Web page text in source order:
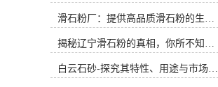
和重钙粉系列产品为主，生产并销
售：滑石粉，重钙粉，白云石粉，方
解石粉，雪花白砂、白云石砂等系列
产品。我厂坐落在辽宁省海城市牌楼
镇工业区，距沈大高速公路入口仅五
产品加工厂是以经营滑石粉、白云石
粉和重钙粉系列产品为主，生产并销
售：滑石粉，重钙粉，白云石粉，方
解石粉，雪花白砂、白云石砂等系列
产品。我厂坐落在辽宁省海城市牌楼
滑石粉厂：提供高品质滑石粉的生产厂家
揭秘辽宁滑石粉的真相，你所不知道的事实！
白云石砂-探究其特性、用途与市场前景